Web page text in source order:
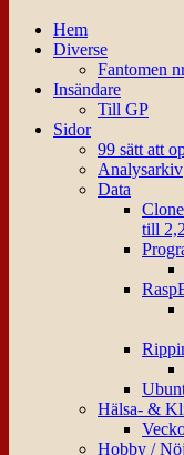
Hem
Diverse
Fantomen
Insändare
Till GP
Sidor
99 sätt att
Analysarkiv
Data
till
Hälsa- &
Hobby /